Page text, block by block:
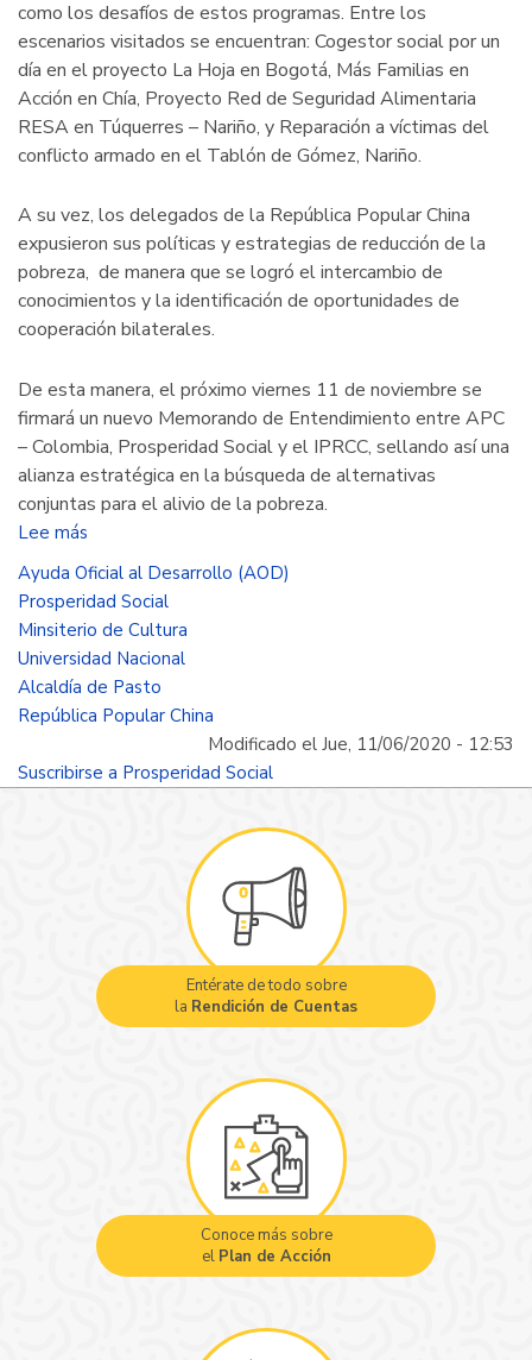
como los desafíos de estos programas. Entre los
escenarios visitados se encuentran: Cogestor social por un
día en el proyecto La Hoja en Bogotá, Más Familias en
Acción en Chía, Proyecto Red de Seguridad Alimentaria
RESA en Túquerres – Nariño, y Reparación a víctimas del
conflicto armado en el Tablón de Gómez, Nariño.
A su vez, los delegados de la República Popular China
expusieron sus políticas y estrategias de reducción de la
pobreza, de manera que se logró el intercambio de
conocimientos y la identificación de oportunidades de
cooperación bilaterales.
De esta manera, el próximo viernes 11 de noviembre se
firmará un nuevo Memorando de Entendimiento entre APC
– Colombia, Prosperidad Social y el IPRCC, sellando así una
alianza estratégica en la búsqueda de alternativas
conjuntas para el alivio de la pobreza.
Lee más
La
pobreza,
tema
que
nos
concierne
todos
Ayuda Oficial al Desarrollo (AOD)
Prosperidad Social
Minsiterio de Cultura
Universidad Nacional
Alcaldía de Pasto
República Popular China
Modificado el Jue, 11/06/2020 - 12:53
Suscribirse a Prosperidad Social
Entérate de todo sobre
la Rendición de Cuentas
Conoce más sobre
el Plan de Acción